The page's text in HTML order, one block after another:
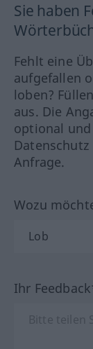
Sie haben
Fehlt eine
aufgefallen
loben?
aus. Die
optional
Anfrage.
Wozu
Ihr